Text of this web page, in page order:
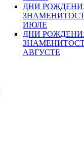
ДНИ
ИЮЛЕ
ДНИ
АВГУСТЕ